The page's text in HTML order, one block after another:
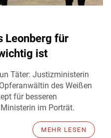
Leonberg für
ist
Täter: Justizministerin
des Weißen
für besseren
im Porträt.
MEHR LESEN